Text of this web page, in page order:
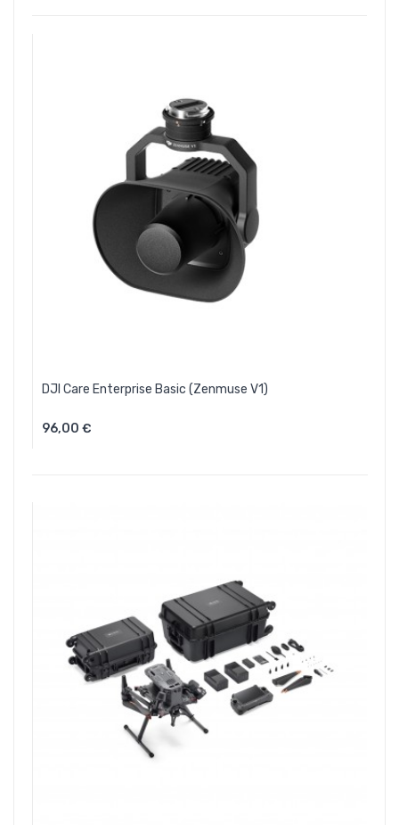
DJI Care Enterprise Basic (Zenmuse V1)
96,00 €Aggiungi Al Carrello